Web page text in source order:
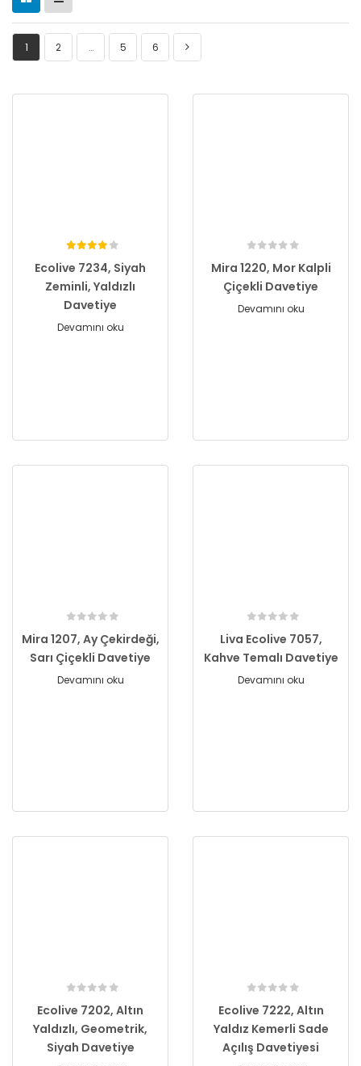
1 2 … 5 6
Ecolive 7234, Siyah
Zeminli, Yaldızlı
Davetiye
Devamını oku
Mira 1220, Mor Kalpli
Çiçekli Davetiye
Devamını oku
Mira 1207, Ay Çekirdeği,
Sarı Çiçekli Davetiye
Devamını oku
Liva Ecolive 7057,
Kahve Temalı Davetiye
Devamını oku
Ecolive 7202, Altın
Yaldızlı, Geometrik,
Siyah Davetiye
Ecolive 7222, Altın
Yaldız Kemerli Sade
Açılış Davetiyesi